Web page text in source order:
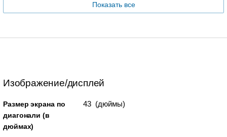
Показать все
Изображение/дисплей
Размер экрана по
диагонали (в
дюймах)
43 (дюймы)